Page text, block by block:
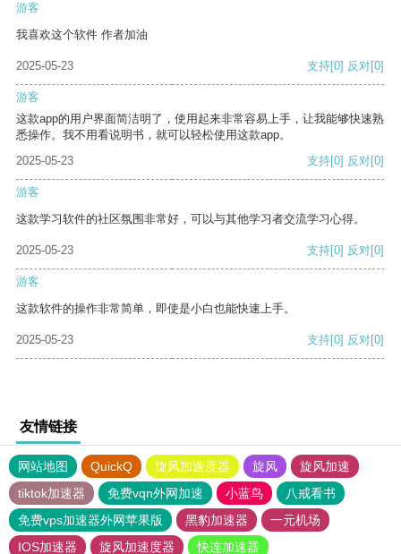
游客
我喜欢这个软件 作者加油
2025-05-23 支持[0] 反对[0]
游客
这款app的用户界面简洁明了，使用起来非常容易上手，让我能够快速熟
悉操作。我不用看说明书，就可以轻松使用这款app。
2025-05-23
支持[0] 反对[0]
游客
这款学习软件的社区氛围非常好，可以与其他学习者交流学习心得。
2025-05-23 支持[0] 反对[0]
游客
这款软件的操作非常简单，即使是小白也能快速上手。
2025-05-23 支持[0] 反对[0]
友情链接
网站地图 QuickQ 旋风加速度器 旋风
旋风加速
tiktok加速器
免费vqn外网加速 小蓝鸟
八戒看书
免费vps加速器外网苹果版
黑豹加速器
一元机场
IOS加速器
旋风加速度器 快连加速器